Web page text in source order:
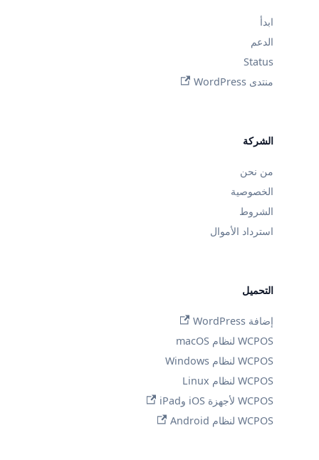
ابدأ
الدعم
Status
منتدى WordPress
الشركة
من نحن
الخصوصية
الشروط
استرداد الأموال
التحميل
إضافة WordPress
WCPOS لنظام macOS
WCPOS لنظام Windows
WCPOS لنظام Linux
WCPOS لأجهزة iOS وiPad
WCPOS لنظام Android